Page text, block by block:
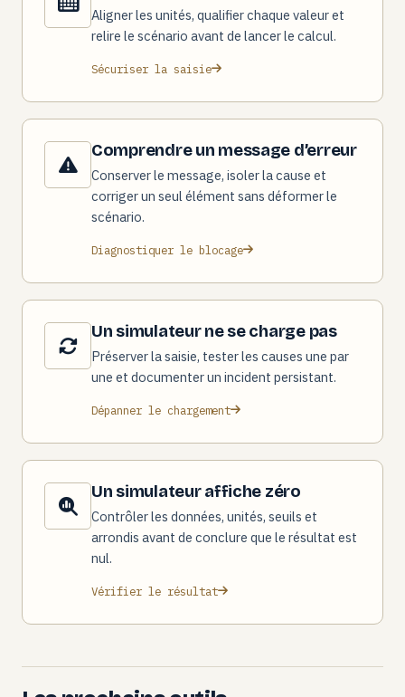
Aligner les unités, qualifier chaque valeur et
relire le scénario avant de lancer le calcul.
Sécuriser la saisie
Comprendre un message d’erreur
Conserver le message, isoler la cause et
corriger un seul élément sans déformer le
scénario.
Diagnostiquer le blocage
Un simulateur ne se charge pas
Préserver la saisie, tester les causes une par
une et documenter un incident persistant.
Dépanner le chargement
Un simulateur affiche zéro
Contrôler les données, unités, seuils et
arrondis avant de conclure que le résultat est
nul.
Vérifier le résultat